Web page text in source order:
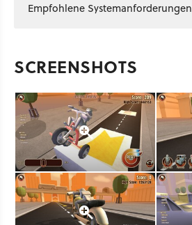
Empfohlene Systemanforderungen
SCREENSHOTS